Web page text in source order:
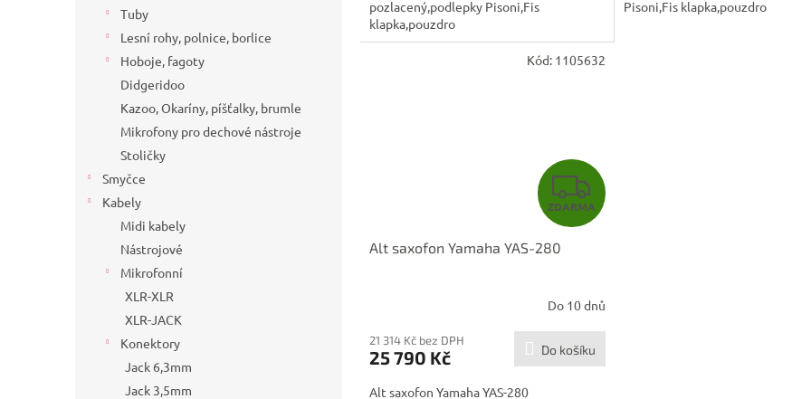
Tuby
Lesní rohy, polnice, borlice
Hoboje, fagoty
Didgeridoo
Kazoo, Okaríny, píšťalky, brumle
Mikrofony pro dechové nástroje
Stoličky
Smyčce
Kabely
Midi kabely
Nástrojové
Mikrofonní
XLR-XLR
XLR-JACK
Konektory
Jack 6,3mm
Jack 3,5mm
pozlacený,podlepky Pisoni,Fis
klapka,pouzdro
Pisoni,Fis klapka,pouzdro
Z
D
R
M
A
ZDARMA
Alt saxofon Yamaha YAS-280
Do 10 dnů
21 314 Kč bez DPH
25 790 Kč Do košíku
Alt saxofon Yamaha YAS-280
Kód: 1105632